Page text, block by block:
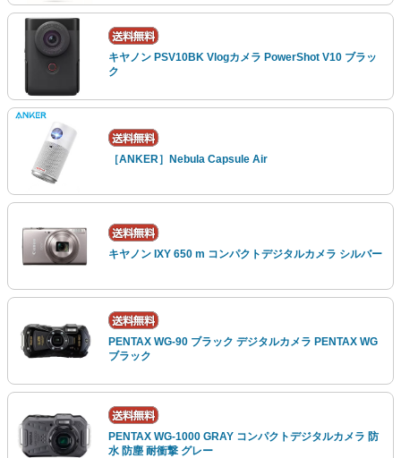
キヤノン PSV10BK Vlogカメラ PowerShot V10 ブラッ
ク
［ANKER］Nebula Capsule Air
キヤノン IXY 650 m コンパクトデジタルカメラ シルバー
PENTAX WG-90 ブラック デジタルカメラ PENTAX WG
ブラック
PENTAX WG-1000 GRAY コンパクトデジタルカメラ 防
水 防塵 耐衝撃 グレー